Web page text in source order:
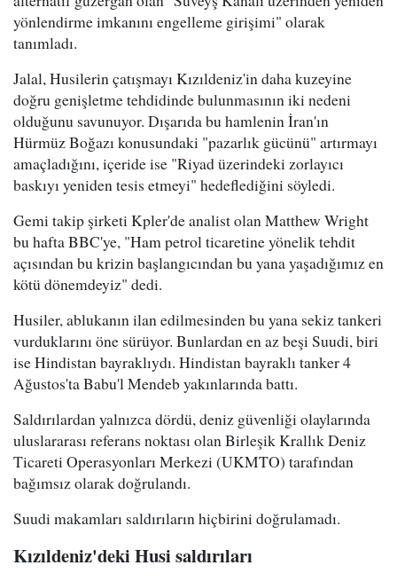
yönlendirme imkanını engelleme girişimi" olarak
tanımladı.
Jalal, Husilerin çatışmayı Kızıldeniz'in daha kuzeyine
doğru genişletme tehdidinde bulunmasının iki nedeni
olduğunu savunuyor. Dışarıda bu hamlenin İran'ın
Hürmüz Boğazı konusundaki "pazarlık gücünü" artırmayı
amaçladığını, içeride ise "Riyad üzerindeki zorlayıcı
baskıyı yeniden tesis etmeyi" hedeflediğini söyledi.
Gemi takip şirketi Kpler'de analist olan Matthew Wright
bu hafta BBC'ye, "Ham petrol ticaretine yönelik tehdit
açısından bu krizin başlangıcından bu yana yaşadığımız en
kötü dönemdeyiz" dedi.
Husiler, ablukanın ilan edilmesinden bu yana sekiz tankeri
vurduklarını öne sürüyor. Bunlardan en az beşi Suudi, biri
ise Hindistan bayraklıydı. Hindistan bayraklı tanker 4
Ağustos'ta Babu'l Mendeb yakınlarında battı.
Saldırılardan yalnızca dördü, deniz güvenliği olaylarında
uluslararası referans noktası olan Birleşik Krallık Deniz
Ticareti Operasyonları Merkezi (UKMTO) tarafından
bağımsız olarak doğrulandı.
Suudi makamları saldırıların hiçbirini doğrulamadı.
Kızıldeniz'deki Husi saldırıları